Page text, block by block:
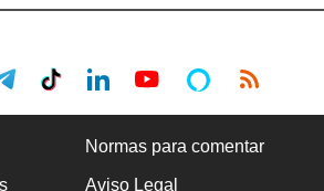
Normas para comentar
Aviso Legal